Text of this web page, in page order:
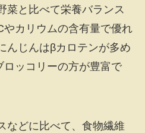
菜と比べて栄養バランス
カリウムの含有量で優れ
んじんはβカロテンが多め
ッコリーの方が豊富で
などに比べて、食物繊維